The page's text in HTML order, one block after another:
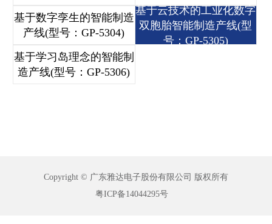
基于数字孪生的智能制造
产线(型号：GP-5304)
基于云技术的工业化数字
双胞胎智能制造产线(型
号：GP-5305)
基于学习岛理念的智能制
造产线(型号：GP-5306)
Copyright © 广东雅达电子股份有限公司 版权所有
粤ICP备14044295号